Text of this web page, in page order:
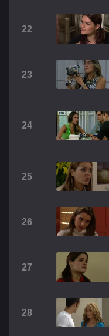
22
23
24
25
26
27
28